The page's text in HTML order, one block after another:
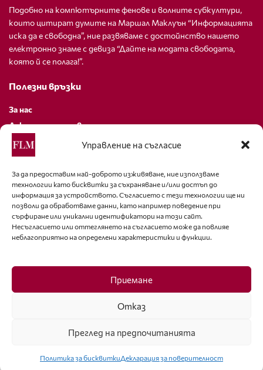
Управление на съгласие
За да предоставим най-доброто изживяване, ние използваме
технологии като бисквитки за съхраняване и/или достъп до
информация за устройството. Съгласието с тези технологии ще ни
позволи да обработваме данни, като например поведение при
сърфиране или уникални идентификатори на този сайт.
Несъгласието или оттеглянето на съгласието може да повлияе
неблагоприятно на определени характеристики и функции.
Приемане
Отказ
Преглед на предпочитанията
Политика за бисквиткиДекларация за поверителност
Подобно на компютърните фенове и волните субкултури,
които цитират думите на Маршал Маклуън “Информацията
иска да е свободна”, ние развяваме с достойнство нашето
електронно знаме с девиза “Дайте на модата свободата,
която й се полага!”.
Полезни връзки
За нас
Декларация за поверителност
Политика за бисквитки
За контакти
editor@fashion-lifestyle.net
+359 88 227 33 47
Последвайте ни
Facebook
ISSN 1314-8915 Copyright © 2007-2025 Ot igla do konetz Ltd. & Fashion.bg